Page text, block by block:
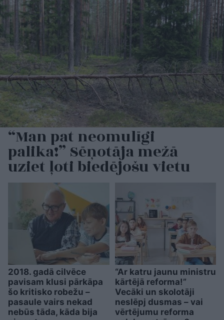
“Man pat neomulīgi
palika!” Sēņotāja mežā
uziet ļoti biedējošu vietu
2018. gadā cilvēce
pavisam klusi pārkāpa
šo kritisko robežu –
pasaule vairs nekad
nebūs tāda, kāda bija
“Ar katru jaunu ministru
kārtējā reforma!”
Vecāki un skolotāji
neslēpj dusmas – vai
vērtējumu reforma